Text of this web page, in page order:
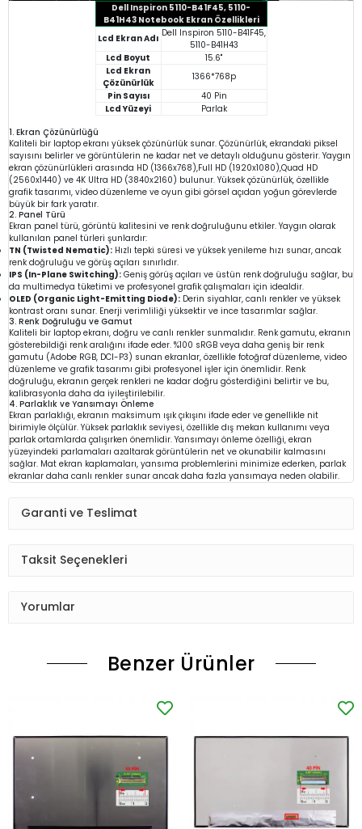
Dell Inspiron 5110-B41F45, 5110-
B41H43 Notebook Ekran Özellikleri
Lcd Ekran Adı Dell Inspiron 5110-B41F45,
5110-B41H43
Lcd Boyut
15.6"
Lcd Ekran
Çözünürlük
1366*768p
Pin Sayısı
40 Pin
Lcd Yüzeyi
Parlak
1. Ekran Çözünürlüğü
Kaliteli bir laptop ekranı yüksek çözünürlük sunar. Çözünürlük, ekrandaki piksel
sayısını belirler ve görüntülerin ne kadar net ve detaylı olduğunu gösterir. Yaygın
ekran çözünürlükleri arasında HD (1366x768),Full HD (1920x1080),Quad HD
(2560x1440) ve 4K Ultra HD (3840x2160) bulunur. Yüksek çözünürlük, özellikle
grafik tasarımı, video düzenleme ve oyun gibi görsel açıdan yoğun görevlerde
büyük bir fark yaratır.
2. Panel Türü
Ekran panel türü, görüntü kalitesini ve renk doğruluğunu etkiler. Yaygın olarak
kullanılan panel türleri şunlardır:
TN (Twisted Nematic): Hızlı tepki süresi ve yüksek yenileme hızı sunar, ancak
renk doğruluğu ve görüş açıları sınırlıdır.
IPS (In-Plane Switching): Geniş görüş açıları ve üstün renk doğruluğu sağlar, bu
da multimedya tüketimi ve profesyonel grafik çalışmaları için idealdir.
OLED (Organic Light-Emitting Diode): Derin siyahlar, canlı renkler ve yüksek
kontrast oranı sunar. Enerji verimliliği yüksektir ve ince tasarımlar sağlar.
3. Renk Doğruluğu ve Gamut
Kaliteli bir laptop ekranı, doğru ve canlı renkler sunmalıdır. Renk gamutu, ekranın
gösterebildiği renk aralığını ifade eder. %100 sRGB veya daha geniş bir renk
gamutu (Adobe RGB, DCI-P3) sunan ekranlar, özellikle fotoğraf düzenleme, video
düzenleme ve grafik tasarımı gibi profesyonel işler için önemlidir. Renk
doğruluğu, ekranın gerçek renkleri ne kadar doğru gösterdiğini belirtir ve bu,
kalibrasyonla daha da iyileştirilebilir.
4. Parlaklık ve Yansımayı Önleme
Ekran parlaklığı, ekranın maksimum ışık çıkışını ifade eder ve genellikle nit
birimiyle ölçülür. Yüksek parlaklık seviyesi, özellikle dış mekan kullanımı veya
parlak ortamlarda çalışırken önemlidir. Yansımayı önleme özelliği, ekran
yüzeyindeki parlamaları azaltarak görüntülerin net ve okunabilir kalmasını
sağlar. Mat ekran kaplamaları, yansıma problemlerini minimize ederken, parlak
ekranlar daha canlı renkler sunar ancak daha fazla yansımaya neden olabilir.
Garanti ve Teslimat
Taksit Seçenekleri
Yorumlar
Benzer Ürünler